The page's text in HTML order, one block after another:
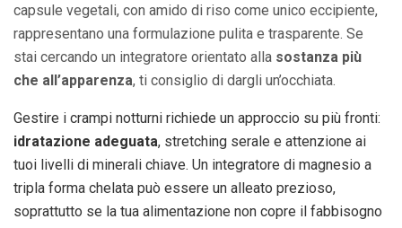
capsule vegetali, con amido di riso come unico eccipiente,
rappresentano una formulazione pulita e trasparente. Se
stai cercando un integratore orientato alla sostanza più
che all’apparenza, ti consiglio di dargli un’occhiata.
Gestire i crampi notturni richiede un approccio su più fronti:
idratazione adeguata, stretching serale e attenzione ai
tuoi livelli di minerali chiave. Un integratore di magnesio a
tripla forma chelata può essere un alleato prezioso,
soprattutto se la tua alimentazione non copre il fabbisogno